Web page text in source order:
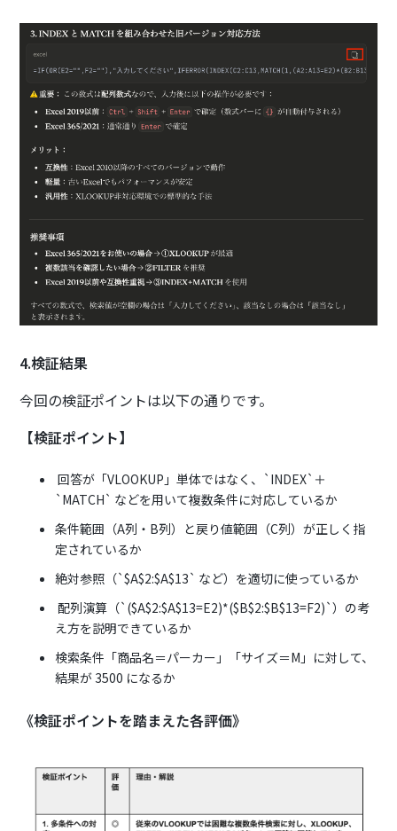
4.検証結果
今回の検証ポイントは以下の通りです。
【検証ポイント】
回答が「VLOOKUP」単体ではなく、`INDEX`＋
`MATCH` などを用いて複数条件に対応しているか
条件範囲（A列・B列）と戻り値範囲（C列）が正しく指
定されているか
絶対参照（`$A$2:$A$13` など）を適切に使っているか
配列演算（`($A$2:$A$13=E2)*($B$2:$B$13=F2)`）の考
え方を説明できているか
検索条件「商品名＝パーカー」「サイズ＝M」に対して、
結果が 3500 になるか
《検証ポイントを踏まえた各評価》